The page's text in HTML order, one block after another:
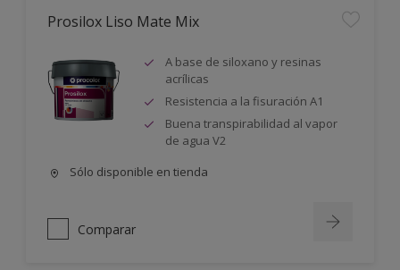
Prosilox Liso Mate Mix
A base de siloxano y resinas
acrílicas
Resistencia a la fisuración A1
Buena transpirabilidad al vapor
de agua V2
Sólo disponible en tienda
Comparar